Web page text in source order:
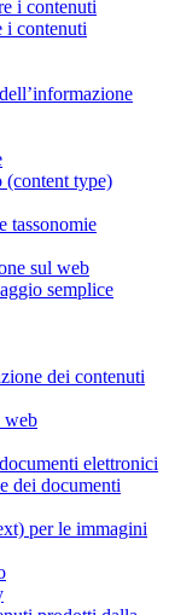
i contenuti
i contenuti
(content type)
tassonomie
sul web
semplice
dei contenuti
web
elettronici
dei documenti
per le immagini